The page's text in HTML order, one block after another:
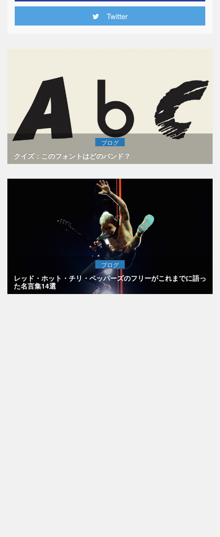
Twitter
ブログ
クイズ：このフォントはどのバンド？
ブログ
レッド・ホット・チリ・ペッパーズのフリーがこれまでに語っ
た名言集14選